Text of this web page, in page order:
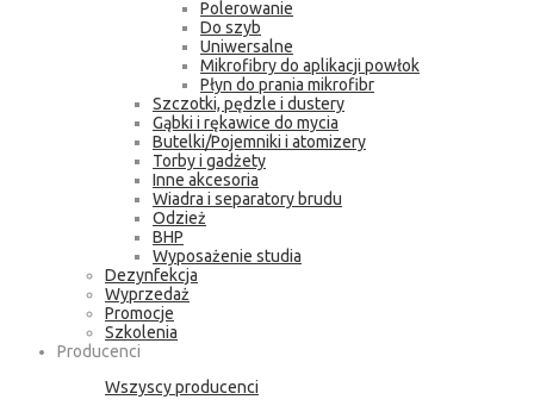
Polerowanie
Do szyb
Uniwersalne
Mikrofibry do aplikacji powłok
Płyn do prania mikrofibr
Szczotki, pędzle i dustery
Gąbki i rękawice do mycia
Butelki/Pojemniki i atomizery
Torby i gadżety
Inne akcesoria
Wiadra i separatory brudu
Odzież
BHP
Wyposażenie studia
Dezynfekcja
Wyprzedaż
Promocje
Szkolenia
Producenci
Wszyscy producenci